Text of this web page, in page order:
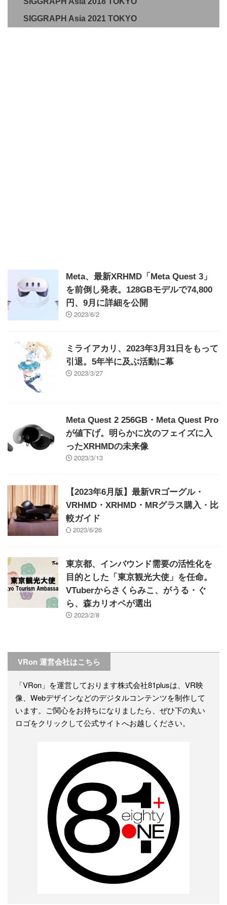
SIGGRAPH Asia 2021 TOKYO
Meta、最新XRHMD「Meta Quest 3」
を前倒し発表。128GBモデルで74,800
円、9月に詳細を公開
2023/6/2
ミライアカリ、2023年3月31日をもって
引退。5年半に及ぶ活動に幕
2023/3/27
Meta Quest 2 256GB・Meta Quest Pro
が値下げ。明らかに次のフェイズに入
ったXRHMDの未来像
2023/3/13
【2023年6月版】最新VRゴーグル・
VRHMD・XRHMD・MRグラス購入・比
較ガイド
2023/6/26
東京都、インバウンド需要の活性化を
目的とした「東京観光大使」を任命。
VTuberからさくらみこ、がうる・ぐ
ら、森カリオペが選出
2023/2/8
VRon 運営会社はこちら
「VRon」を運営しております株式会社81plusは、VR映
像、Webデザインなどのデジタルコンテンツを制作して
います。ご関心をお持ちになりましたら、ぜひ下の丸い
ロゴをクリックして公式サイトへお越しください。